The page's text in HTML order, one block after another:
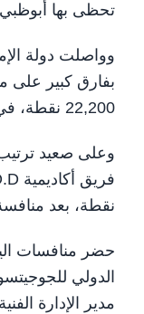
تحظى بها
22,200 نقطة، في تأكيد جديد على الريادة الإماراتية في رياضة الجوجيتسو.
نقطة، بعد
حضر منافسات
الدولي
مدير الإدارة